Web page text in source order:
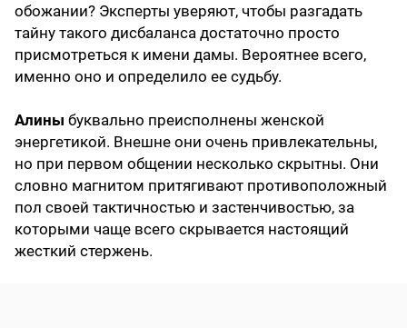
обожании? Эксперты уверяют, чтобы разгадать
тайну такого дисбаланса достаточно просто
присмотреться к имени дамы. Вероятнее всего,
именно оно и определило ее судьбу.
Алины буквально преисполнены женской
энергетикой. Внешне они очень привлекательны,
но при первом общении несколько скрытны. Они
словно магнитом притягивают противоположный
пол своей тактичностью и застенчивостью, за
которыми чаще всего скрывается настоящий
жесткий стержень.